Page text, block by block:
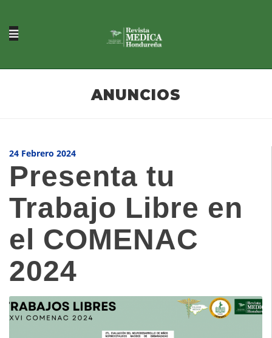
ANUNCIOS
24 Febrero 2024
Presenta tu
Trabajo Libre en
el COMENAC
2024